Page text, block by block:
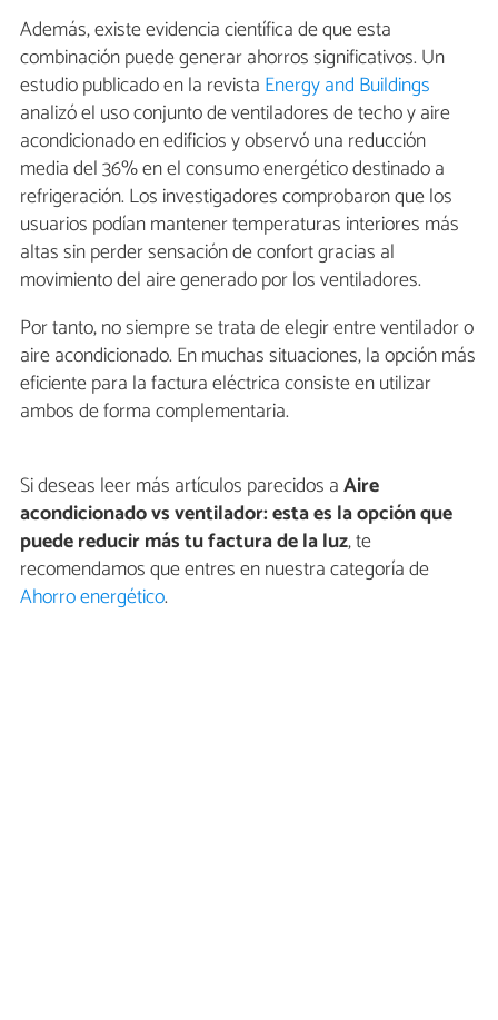
Además, existe evidencia científica de que esta
combinación puede generar ahorros significativos. Un
estudio publicado en la revista Energy and Buildings
analizó el uso conjunto de ventiladores de techo y aire
acondicionado en edificios y observó una reducción
media del 36% en el consumo energético destinado a
refrigeración. Los investigadores comprobaron que los
usuarios podían mantener temperaturas interiores más
altas sin perder sensación de confort gracias al
movimiento del aire generado por los ventiladores.
Por tanto, no siempre se trata de elegir entre ventilador o
aire acondicionado. En muchas situaciones, la opción más
eficiente para la factura eléctrica consiste en utilizar
ambos de forma complementaria.
Si deseas leer más artículos parecidos aAire
acondicionado vs ventilador: esta es la opción que
puede reducir más tu factura de la luz, te
recomendamos que entres en nuestra categoría de
Ahorro energético.